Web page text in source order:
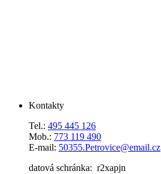
Kontakty
Tel.: 495 445 126
Mob.: 773 119 490
E-mail: 50355.Petrovice@email.cz
datová schránka: r2xapjn